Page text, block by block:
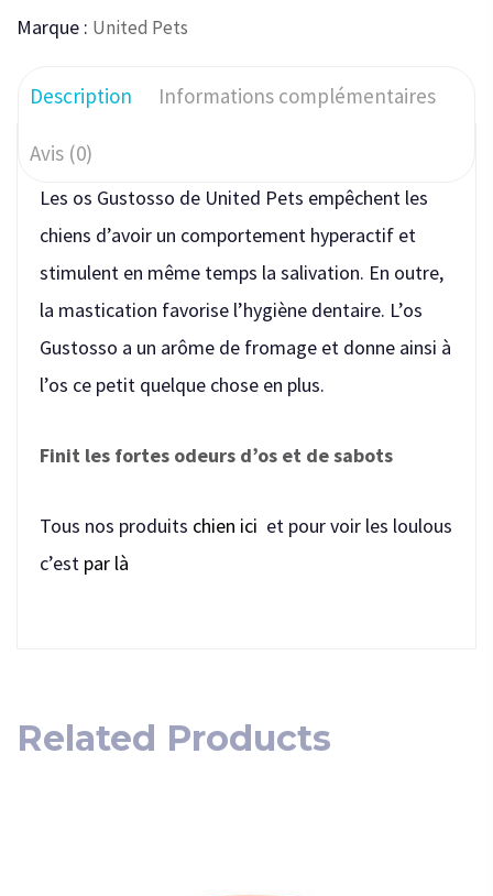
Marque : United Pets
Description Informations complémentaires
Avis (0)
Les os Gustosso de United Pets empêchent les
chiens d’avoir un comportement hyperactif et
stimulent en même temps la salivation. En outre,
la mastication favorise l’hygiène dentaire. L’os
Gustosso a un arôme de fromage et donne ainsi à
l’os ce petit quelque chose en plus.
Finit les fortes odeurs d’os et de sabots
Tous nos produits chien ici et pour voir les loulous
c’est par là
Related Products